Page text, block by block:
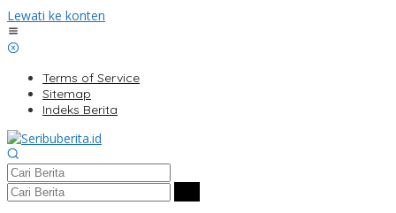
Lewati ke konten
Terms of Service
Sitemap
Indeks Berita